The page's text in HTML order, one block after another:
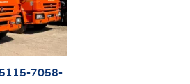
7058-